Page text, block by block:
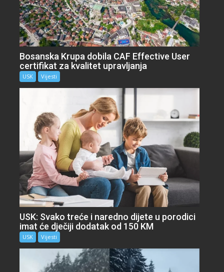
Bosanska Krupa dobila CAF Effective User
certifikat za kvalitet upravljanja
USK Vijesti
USK: Svako treće i naredno dijete u porodici
imat će dječiji dodatak od 150 KM
USK Vijesti